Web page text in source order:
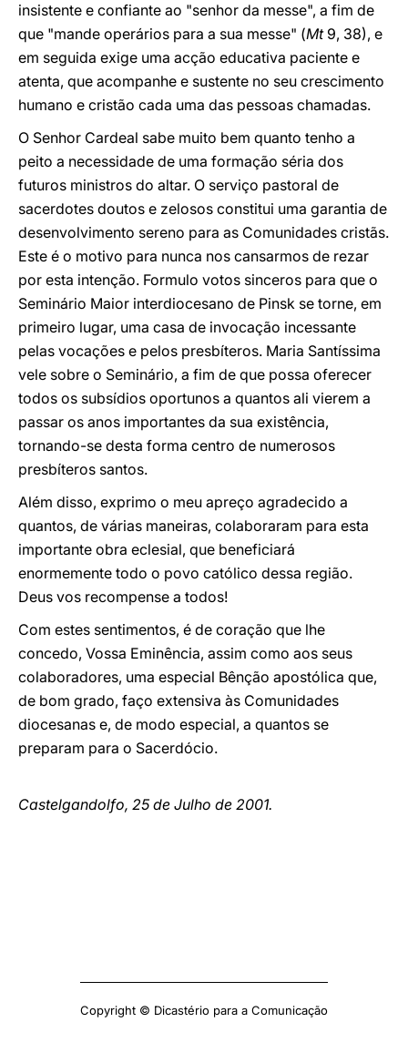
insistente e confiante ao "senhor da messe", a fim de
que "mande operários para a sua messe" (Mt9, 38), e
em seguida exige uma acção educativa paciente e
atenta, que acompanhe e sustente no seu crescimento
humano e cristão cada uma das pessoas chamadas.
O Senhor Cardeal sabe muito bem quanto tenho a
peito a necessidade de uma formação séria dos
futuros ministros do altar. O serviço pastoral de
sacerdotes doutos e zelosos constitui uma garantia de
desenvolvimento sereno para as Comunidades cristãs.
Este é o motivo para nunca nos cansarmos de rezar
por esta intenção. Formulo votos sinceros para que o
Seminário Maior interdiocesano de Pinsk se torne, em
primeiro lugar, uma casa de invocação incessante
pelas vocações e pelos presbíteros. Maria Santíssima
vele sobre o Seminário, a fim de que possa oferecer
todos os subsídios oportunos a quantos ali vierem a
passar os anos importantes da sua existência,
tornando-se desta forma centro de numerosos
presbíteros santos.
Além disso, exprimo o meu apreço agradecido a
quantos, de várias maneiras, colaboraram para esta
importante obra eclesial, que beneficiará
enormemente todo o povo católico dessa região.
Deus vos recompense a todos!
Com estes sentimentos, é de coração que lhe
concedo, Vossa Eminência, assim como aos seus
colaboradores, uma especial Bênção apostólica que,
de bom grado, faço extensiva às Comunidades
diocesanas e, de modo especial, a quantos se
preparam para o Sacerdócio.
Castelgandolfo, 25 de Julho de 2001.
Copyright © Dicastério para a Comunicação